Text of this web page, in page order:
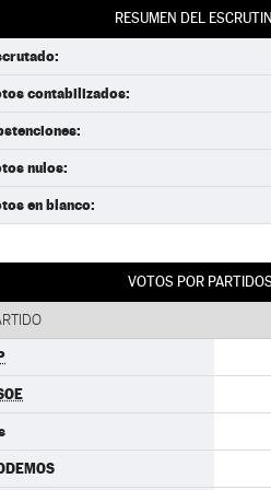
RESUMEN DEL
contabilizados:
nulos:
en blanco:
VOTOS POR